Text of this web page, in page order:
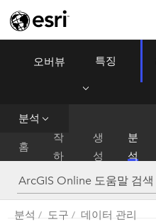
ArcGIS Online
오버뷰 특징
분석
홈
작
하
기
생
성
분
석
분석 도구 데이터 관리